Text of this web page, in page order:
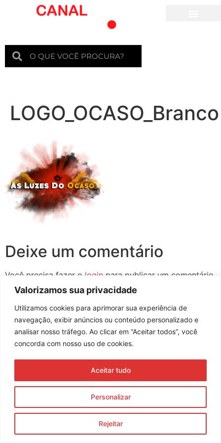
Valorizamos sua privacidade
Utilizamos cookies para aprimorar sua experiência de
navegação, exibir anúncios ou conteúdo personalizado e
analisar nosso tráfego. Ao clicar em “Aceitar todos”, você
concorda com nosso uso de cookies.
Personalizar
Rejeitar
Aceitar tudo
LOGO_OCASO_Branco
Deixe um comentário
Você precisa fazer o login para publicar um comentário.
Assine nossa newsletter
© 2023 Morente Forte. Todos os direitos reservados
Política de Privacidade e Termos de Uso